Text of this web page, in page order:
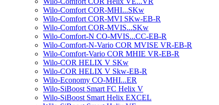
Wilo-Comfort COR-MHI...SKw
Wilo-Comfort COR-MVI SKw-EB-R
Wilo-Comfort COR-MVIS...SKw
Wilo-Comfort-N CO-MVIS...CC-EB-R
Wilo-Comfort-N-Vario COR MVISE VR-EB-R
Wilo-Comfort-Vario COR MHIE VR-EB-R
Wilo-COR HELIX V SKw
Wilo-COR HELIX V Skw-EB-R
Wilo-Economy CO-MHI...ER
Wilo-SiBoost Smart FC Helix V
Wilo-SiBoost Smart Helix EXCEL